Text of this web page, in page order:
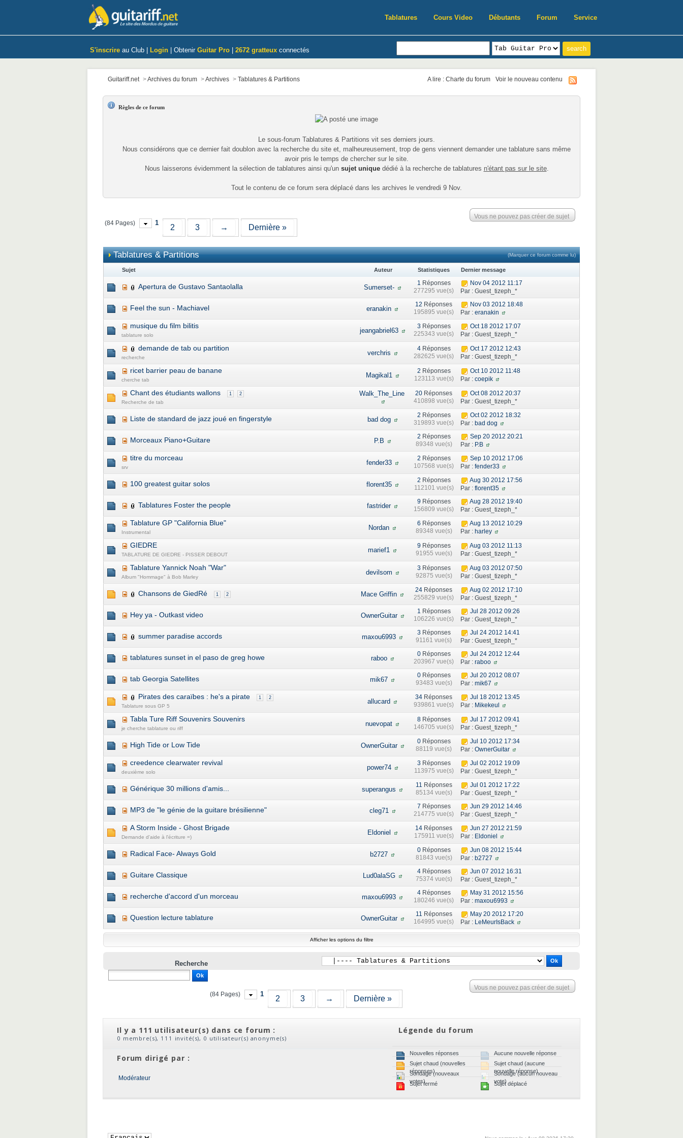
Tablatures Cours Video Débutants Forum Service
S'inscrire au Club | Login | Obtenir Guitar Pro 2672 gratteux connectés
Guitariff.net >Archives du forum >Archives > Tablatures & Partitions A lire : Charte du forum Voir le nouveau contenu
Règles de ce forum
Le sous-forum Tablatures & Partitions vit ses derniers jours.
Nous considérons que ce dernier fait doublon avec la recherche du site et, malheureusement, trop de gens viennent demander une tablature sans même
avoir pris le temps de chercher sur le site.
Nous laisserons évidemment la sélection de tablatures ainsi qu'un sujet uniquedédié à la recherche de tablatures n'étant pas sur le site.
Tout le contenu de ce forum sera déplacé dans les archives le vendredi 9 Nov.
(84 Pages) 1
2 3 → Dernière »
Vous ne pouvez pas créer de sujet
Tablatures & Partitions (Marquer ce forum comme lu)
Sujet Auteur Statistiques Dernier message
Apertura de Gustavo Santaolalla Sumerset-
1Réponses
277295 vue(s)
Nov 04 2012 11:17
Par : Guest_tizeph_*
Feel the sun - Machiavel eranakin
12 Réponses
195895 vue(s)
Nov 03 2012 18:48
Par : eranakin
musique du film bilitis
tablature solo
jeangabriel63
3Réponses
225343 vue(s)
Oct 18 2012 17:07
Par : Guest_tizeph_*
demande de tab ou partition
recherche
verchris
4Réponses
282625 vue(s)
Oct 17 2012 12:43
Par : Guest_tizeph_*
ricet barrier peau de banane
cherche tab
Magikal1
2 Réponses
123113 vue(s)
Oct 10 2012 11:48
Par : coepik
Chant des étudiants wallons 1 2
Recherche de tab
Walk_The_Line 20 Réponses
410898 vue(s)
Oct 08 2012 20:37
Par : Guest_tizeph_*
Liste de standard de jazz joué en fingerstyle bad dog
2 Réponses
319893 vue(s)
Oct 02 2012 18:32
Par : bad dog
Morceaux Piano+Guitare P.B
2 Réponses
89348 vue(s)
Sep 20 2012 20:21
Par : P.B
titre du morceau
srv
fender33
2 Réponses
107568 vue(s)
Sep 10 2012 17:06
Par : fender33
100 greatest guitar solos florent35
2 Réponses
112101 vue(s)
Aug 30 2012 17:56
Par : florent35
Tablatures Foster the people fastrider
9Réponses
156809 vue(s)
Aug 28 2012 19:40
Par : Guest_tizeph_*
Tablature GP "California Blue"
Instrumental
Nordan
6 Réponses
89348 vue(s)
Aug 13 2012 10:29
Par : harley
GIEDRE
TABLATURE DE GIEDRE - PISSER DEBOUT
marief1
9Réponses
91955 vue(s)
Aug 03 2012 11:13
Par : Guest_tizeph_*
Tablature Yannick Noah "War"
Album "Hommage" à Bob Marley
devilsom
3Réponses
92875 vue(s)
Aug 03 2012 07:50
Par : Guest_tizeph_*
Chansons de GiedRé 1 2 Mace Griffin
24 Réponses
255829 vue(s)
Aug 02 2012 17:10
Par : Guest_tizeph_*
Hey ya - Outkast video OwnerGuitar
1Réponses
106226 vue(s)
Jul 28 2012 09:26
Par : Guest_tizeph_*
summer paradise accords maxou6993
3Réponses
91161 vue(s)
Jul 24 2012 14:41
Par : Guest_tizeph_*
tablatures sunset in el paso de greg howe raboo
0Réponses
203967 vue(s)
Jul 24 2012 12:44
Par : raboo
tab Georgia Satellites mik67
0Réponses
93483 vue(s)
Jul 20 2012 08:07
Par : mik67
Pirates des caraïbes : he's a pirate 1 2
Tablature sous GP 5
allucard
34 Réponses
939861 vue(s)
Jul 18 2012 13:45
Par : Mikekeul
Tabla Ture Riff Souvenirs Souvenirs
je cherche tablature ou riff
nuevopat
8Réponses
146705 vue(s)
Jul 17 2012 09:41
Par : Guest_tizeph_*
High Tide or Low Tide OwnerGuitar
0Réponses
88119 vue(s)
Jul 10 2012 17:34
Par : OwnerGuitar
creedence clearwater revival
deuxième solo
power74
3Réponses
113975 vue(s)
Jul 02 2012 19:09
Par : Guest_tizeph_*
Générique 30 millions d'amis... superangus
11Réponses
85134 vue(s)
Jul 01 2012 17:22
Par : Guest_tizeph_*
MP3 de "le génie de la guitare brésilienne" cleg71
7 Réponses
214775 vue(s)
Jun 29 2012 14:46
Par : Guest_tizeph_*
A Storm Inside - Ghost Brigade
Demande d'aide à l'écriture =)
Eldoniel
14 Réponses
175911 vue(s)
Jun 27 2012 21:59
Par : Eldoniel
Radical Face- Always Gold b2727
0Réponses
81843 vue(s)
Jun 08 2012 15:44
Par : b2727
Guitare Classique Lud0alaSG
4Réponses
75374 vue(s)
Jun 07 2012 16:31
Par : Guest_tizeph_*
recherche d'accord d'un morceau maxou6993
4Réponses
180246 vue(s)
May 31 2012 15:56
Par : maxou6993
Question lecture tablature OwnerGuitar
11Réponses
164995 vue(s)
May 20 2012 17:20
Par : LeMeurIsBack
Afficher les options du filtre
Recherche
(84 Pages) 1
2 3 → Dernière »
Vous ne pouvez pas créer de sujet
Légende du forum
Nouvelles réponses
Aucune nouvelle réponse
Sujet chaud (nouvelles
réponses)
Sujet chaud (aucune
nouvelle réponse)
Sondage (nouveaux
votes)
Sondage (aucun nouveau
vote)
Sujet fermé Sujet déplacé
Il y a 111 utilisateur(s) dans ce forum :
0 membre(s), 111 invité(s), 0 utilisateur(s) anonyme(s)
Forum dirigé par :
Modérateur